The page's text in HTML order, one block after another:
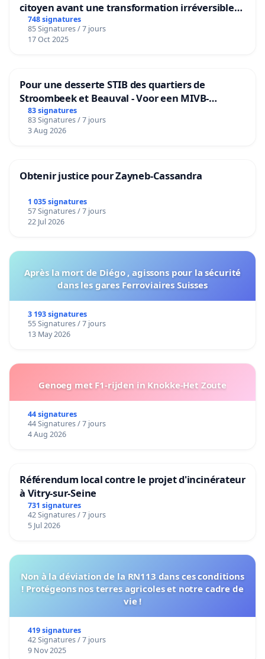
citoyen avant une transformation irréversible
de notre territoire »
748 signatures
85 Signatures / 7 jours
17 Oct 2025
Pour une desserte STIB des quartiers de
Stroombeek et Beauval - Voor een MIVB-
bediening van de wijken Strombeek en Het
Voor
83 signatures
83 Signatures / 7 jours
3 Aug 2026
Obtenir justice pour Zayneb-Cassandra
1 035 signatures
57 Signatures / 7 jours
22 Jul 2026
Après la mort de Diégo , agissons pour la sécurité
dans les gares Ferroviaires Suisses
3 193 signatures
55 Signatures / 7 jours
13 May 2026
Genoeg met F1-rijden in Knokke-Het Zoute
44 signatures
44 Signatures / 7 jours
4 Aug 2026
Référendum local contre le projet d'incinérateur
à Vitry-sur-Seine
731 signatures
42 Signatures / 7 jours
5 Jul 2026
Non à la déviation de la RN113 dans ces conditions
! Protégeons nos terres agricoles et notre cadre de
vie !
419 signatures
42 Signatures / 7 jours
9 Nov 2025